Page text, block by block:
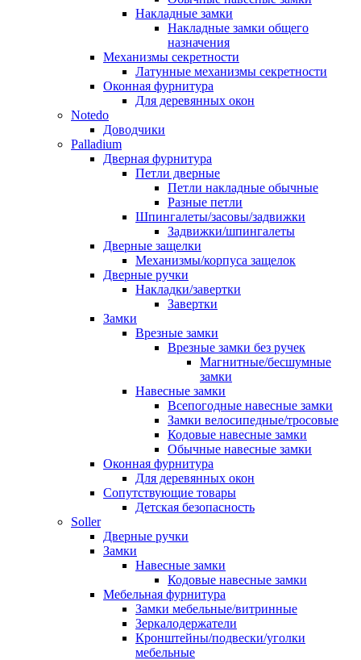
Накладные замки
Накладные замки общего
назначения
Механизмы секретности
Латунные механизмы секретности
Оконная фурнитура
Для деревянных окон
Notedo
Доводчики
Palladium
Дверная фурнитура
Петли дверные
Петли накладные обычные
Разные петли
Шпингалеты/засовы/задвижки
Задвижки/шпингалеты
Дверные защелки
Механизмы/корпуса защелок
Дверные ручки
Накладки/завертки
Завертки
Замки
Врезные замки
Врезные замки без ручек
Магнитные/бесшумные
замки
Навесные замки
Всепогодные навесные замки
Замки велосипедные/тросовые
Кодовые навесные замки
Обычные навесные замки
Оконная фурнитура
Для деревянных окон
Сопутствующие товары
Детская безопасность
Soller
Дверные ручки
Замки
Навесные замки
Кодовые навесные замки
Мебельная фурнитура
Замки мебельные/витринные
Зеркалодержатели
Кронштейны/подвески/уголки
мебельные